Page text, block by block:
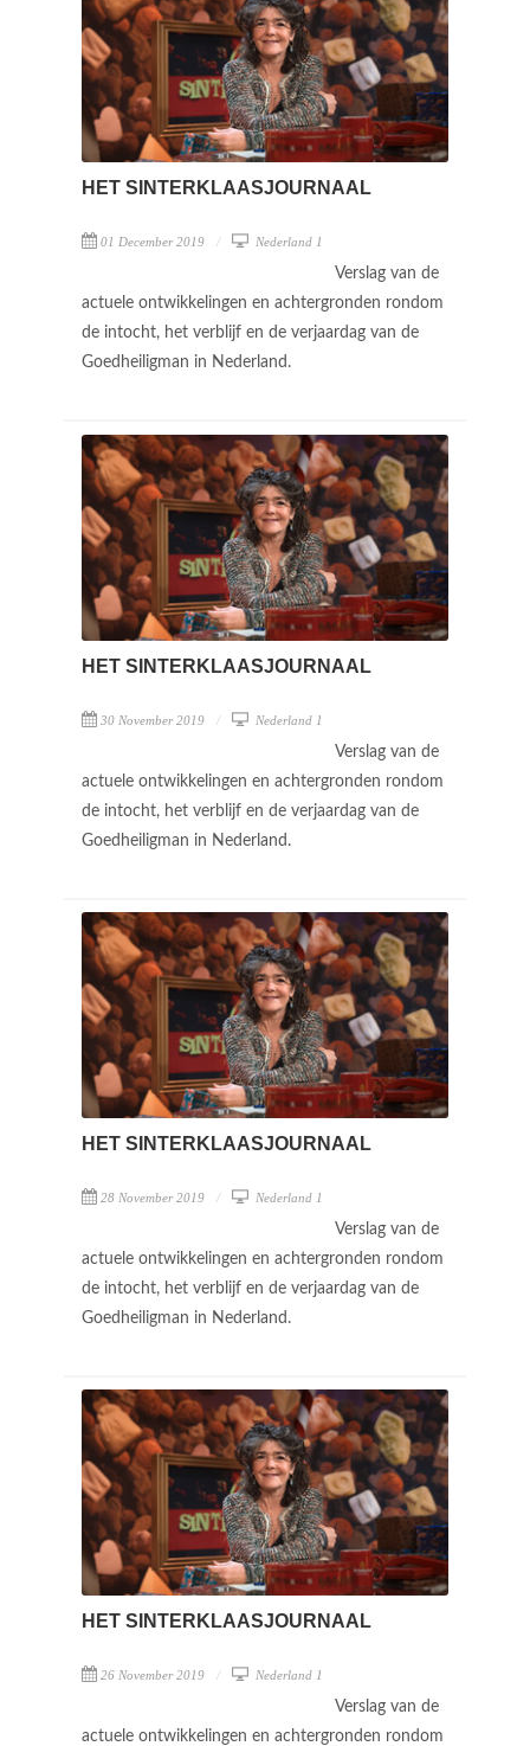
HET SINTERKLAASJOURNAAL
01 December 2019 Nederland 1
Verslag van de
actuele ontwikkelingen en achtergronden rondom
de intocht, het verblijf en de verjaardag van de
Goedheiligman in Nederland.
HET SINTERKLAASJOURNAAL
30 November 2019 Nederland 1
Verslag van de
actuele ontwikkelingen en achtergronden rondom
de intocht, het verblijf en de verjaardag van de
Goedheiligman in Nederland.
HET SINTERKLAASJOURNAAL
28 November 2019 Nederland 1
Verslag van de
actuele ontwikkelingen en achtergronden rondom
de intocht, het verblijf en de verjaardag van de
Goedheiligman in Nederland.
HET SINTERKLAASJOURNAAL
26 November 2019 Nederland 1
Verslag van de
actuele ontwikkelingen en achtergronden rondom